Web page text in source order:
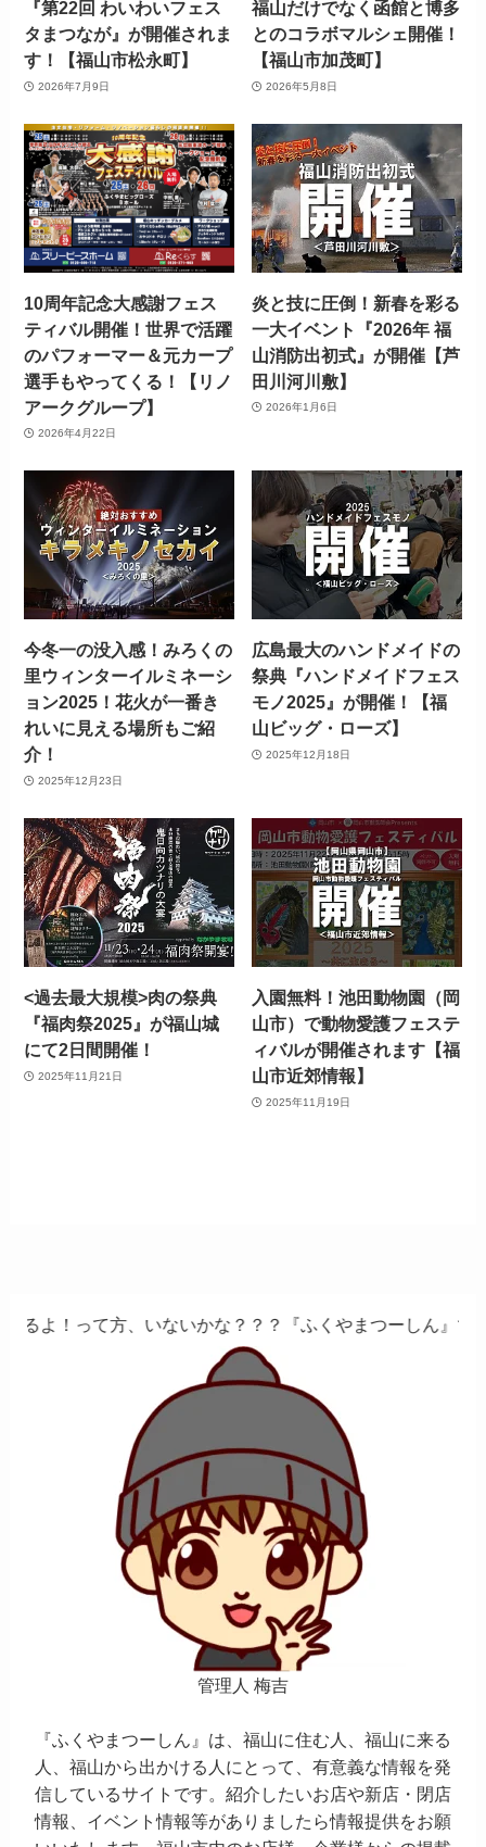
『第22回 わいわいフェス
タまつなが』が開催されま
す！【福山市松永町】
2026年7月9日
福山だけでなく函館と博多
とのコラボマルシェ開催！
【福山市加茂町】
2026年5月8日
10周年記念大感謝フェス
ティバル開催！世界で活躍
のパフォーマー＆元カープ
選手もやってくる！【リノ
アークグループ】
2026年4月22日
炎と技に圧倒！新春を彩る
一大イベント『2026年 福
山消防出初式』が開催【芦
田川河川敷】
2026年1月6日
今冬一の没入感！みろくの
里ウィンターイルミネーシ
ョン2025！花火が一番き
れいに見える場所もご紹
介！
2025年12月23日
広島最大のハンドメイドの
祭典『ハンドメイドフェス
モノ2025』が開催！【福
山ビッグ・ローズ】
2025年12月18日
<過去最大規模>肉の祭典
『福肉祭2025』が福山城
にて2日間開催！
2025年11月21日
入園無料！池田動物園（岡
山市）で動物愛護フェステ
ィバルが開催されます【福
山市近郊情報】
2025年11月19日
いかな？？？『ふくやまつーしん』でちょっとしたバイト
管理人 梅吉
『ふくやまつーしん』は、福山に住む人、福山に来る
人、福山から出かける人にとって、有意義な情報を発
信しているサイトです。紹介したいお店や新店・閉店
情報、イベント情報等がありましたら情報提供をお願